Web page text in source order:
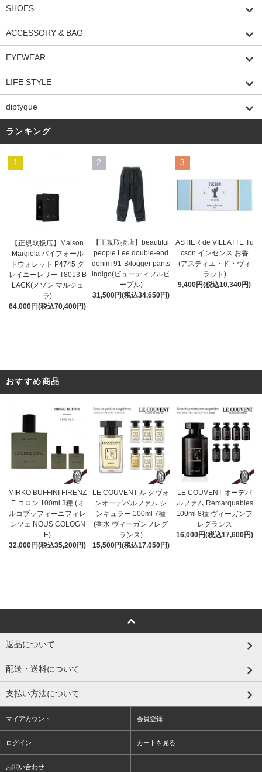
SHOES
ACCESSORY & BAG
EYEWEAR
LIFE STYLE
diptyque
ランキング
1
【正規取扱店】Maison
Margiela バイフォール
ドウォレット P4745 グ
レイニーレザー T8013 B
LACK(メゾン マルジェ
ラ)
64,000円(税込70,400円)
2
【正規取扱店】beautiful
people Lee double-end
denim 91-B/logger pants
indigo(ビューティフルピ
ープル)
31,500円(税込34,650円)
3
ASTIER de VILLATTE Tu
cson インセンス お香
(アスティエ・ド・ヴィ
ラット)
9,400円(税込10,340円)
おすすめ商品
MIRKO BUFFINI FIRENZ
E コロン 100ml 3種 (ミ
ルコブッフィーニフィレ
ンツェ NOUS COLOGN
E)
32,000円(税込35,200円)
LE COUVENT ル クヴォ
ンオーデパルファム シ
ンギュラー 100ml 7種
(香水 ヴィーガンフレグ
ランス)
15,500円(税込17,050円)
LE COUVENT オーデパ
ルファム Remarquables
100ml 8種 ヴィーガンフ
レグランス
16,000円(税込17,600円)
返品について
配送・送料について
支払い方法について
マイアカウント 会員登録
ログイン カートを見る
お問い合わせ